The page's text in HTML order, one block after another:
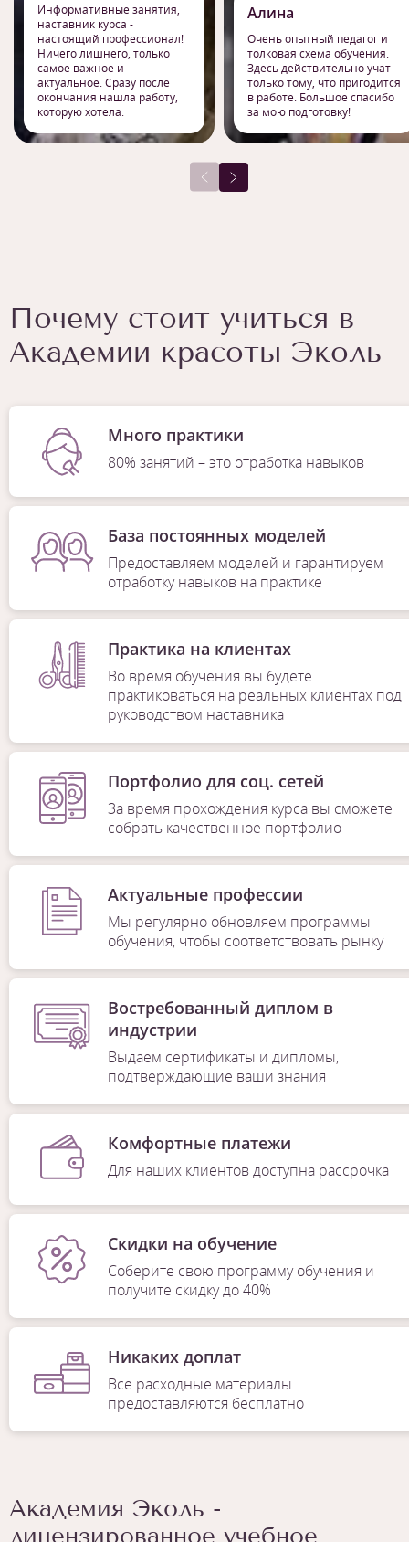
Информативные занятия,
наставник курса -
настоящий профессионал!
Ничего лишнего, только
самое важное и
актуальное. Сразу после
окончания нашла работу,
которую хотела.
Алина
Очень опытный педагог и
толковая схема обучения.
Здесь действительно учат
только тому, что пригодится
в работе. Большое спасибо
за мою подготовку!
Почему стоит учиться в
Академии красоты Эколь
Много практики
80% занятий – это отработка навыков
База постоянных моделей
Предоставляем моделей и гарантируем
отработку навыков на практике
Практика на клиентах
Во время обучения вы будете
практиковаться на реальных клиентах под
руководством наставника
Портфолио для соц. сетей
За время прохождения курса вы сможете
собрать качественное портфолио
Актуальные профессии
Мы регулярно обновляем программы
обучения, чтобы соответствовать рынку
Востребованный диплом в
индустрии
Выдаем сертификаты и дипломы,
подтверждающие ваши знания
Комфортные платежи
Для наших клиентов доступна рассрочка
Скидки на обучение
Соберите свою программу обучения и
получите скидку до 40%
Никаких доплат
Все расходные материалы
предоставляются бесплатно
Академия Эколь -
лицензированное учебное